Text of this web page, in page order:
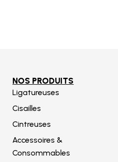
NOS PRODUITS
Ligatureuses
Cisailles
Cintreuses
Accessoires &
Consommables